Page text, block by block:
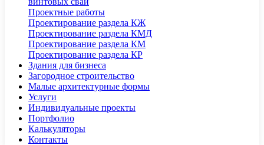
Проектные работы
Проектирование раздела КЖ
Проектирование раздела КМД
Проектирование раздела КМ
Проектирование раздела КР
Здания для бизнеса
Загородное строительство
Малые архитектурные формы
Услуги
Индивидуальные проекты
Портфолио
Калькуляторы
Контакты